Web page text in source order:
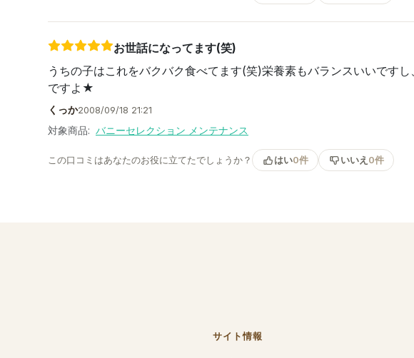
お世話になってます(笑)
うちの子はこれをバクバク食べてます(笑)栄養素もバランスいいです
ですよ★
くっか2008/09/18 21:21
対象商品: バニーセレクション メンテナンス
この口コミはあなたのお役に立てたでしょうか？ はい0件 いいえ 0件
サイト情報